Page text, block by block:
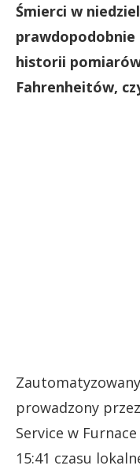
Śmierci w
historii
Fahrenheitów,
prowadzony
Service w
15:41 czasu